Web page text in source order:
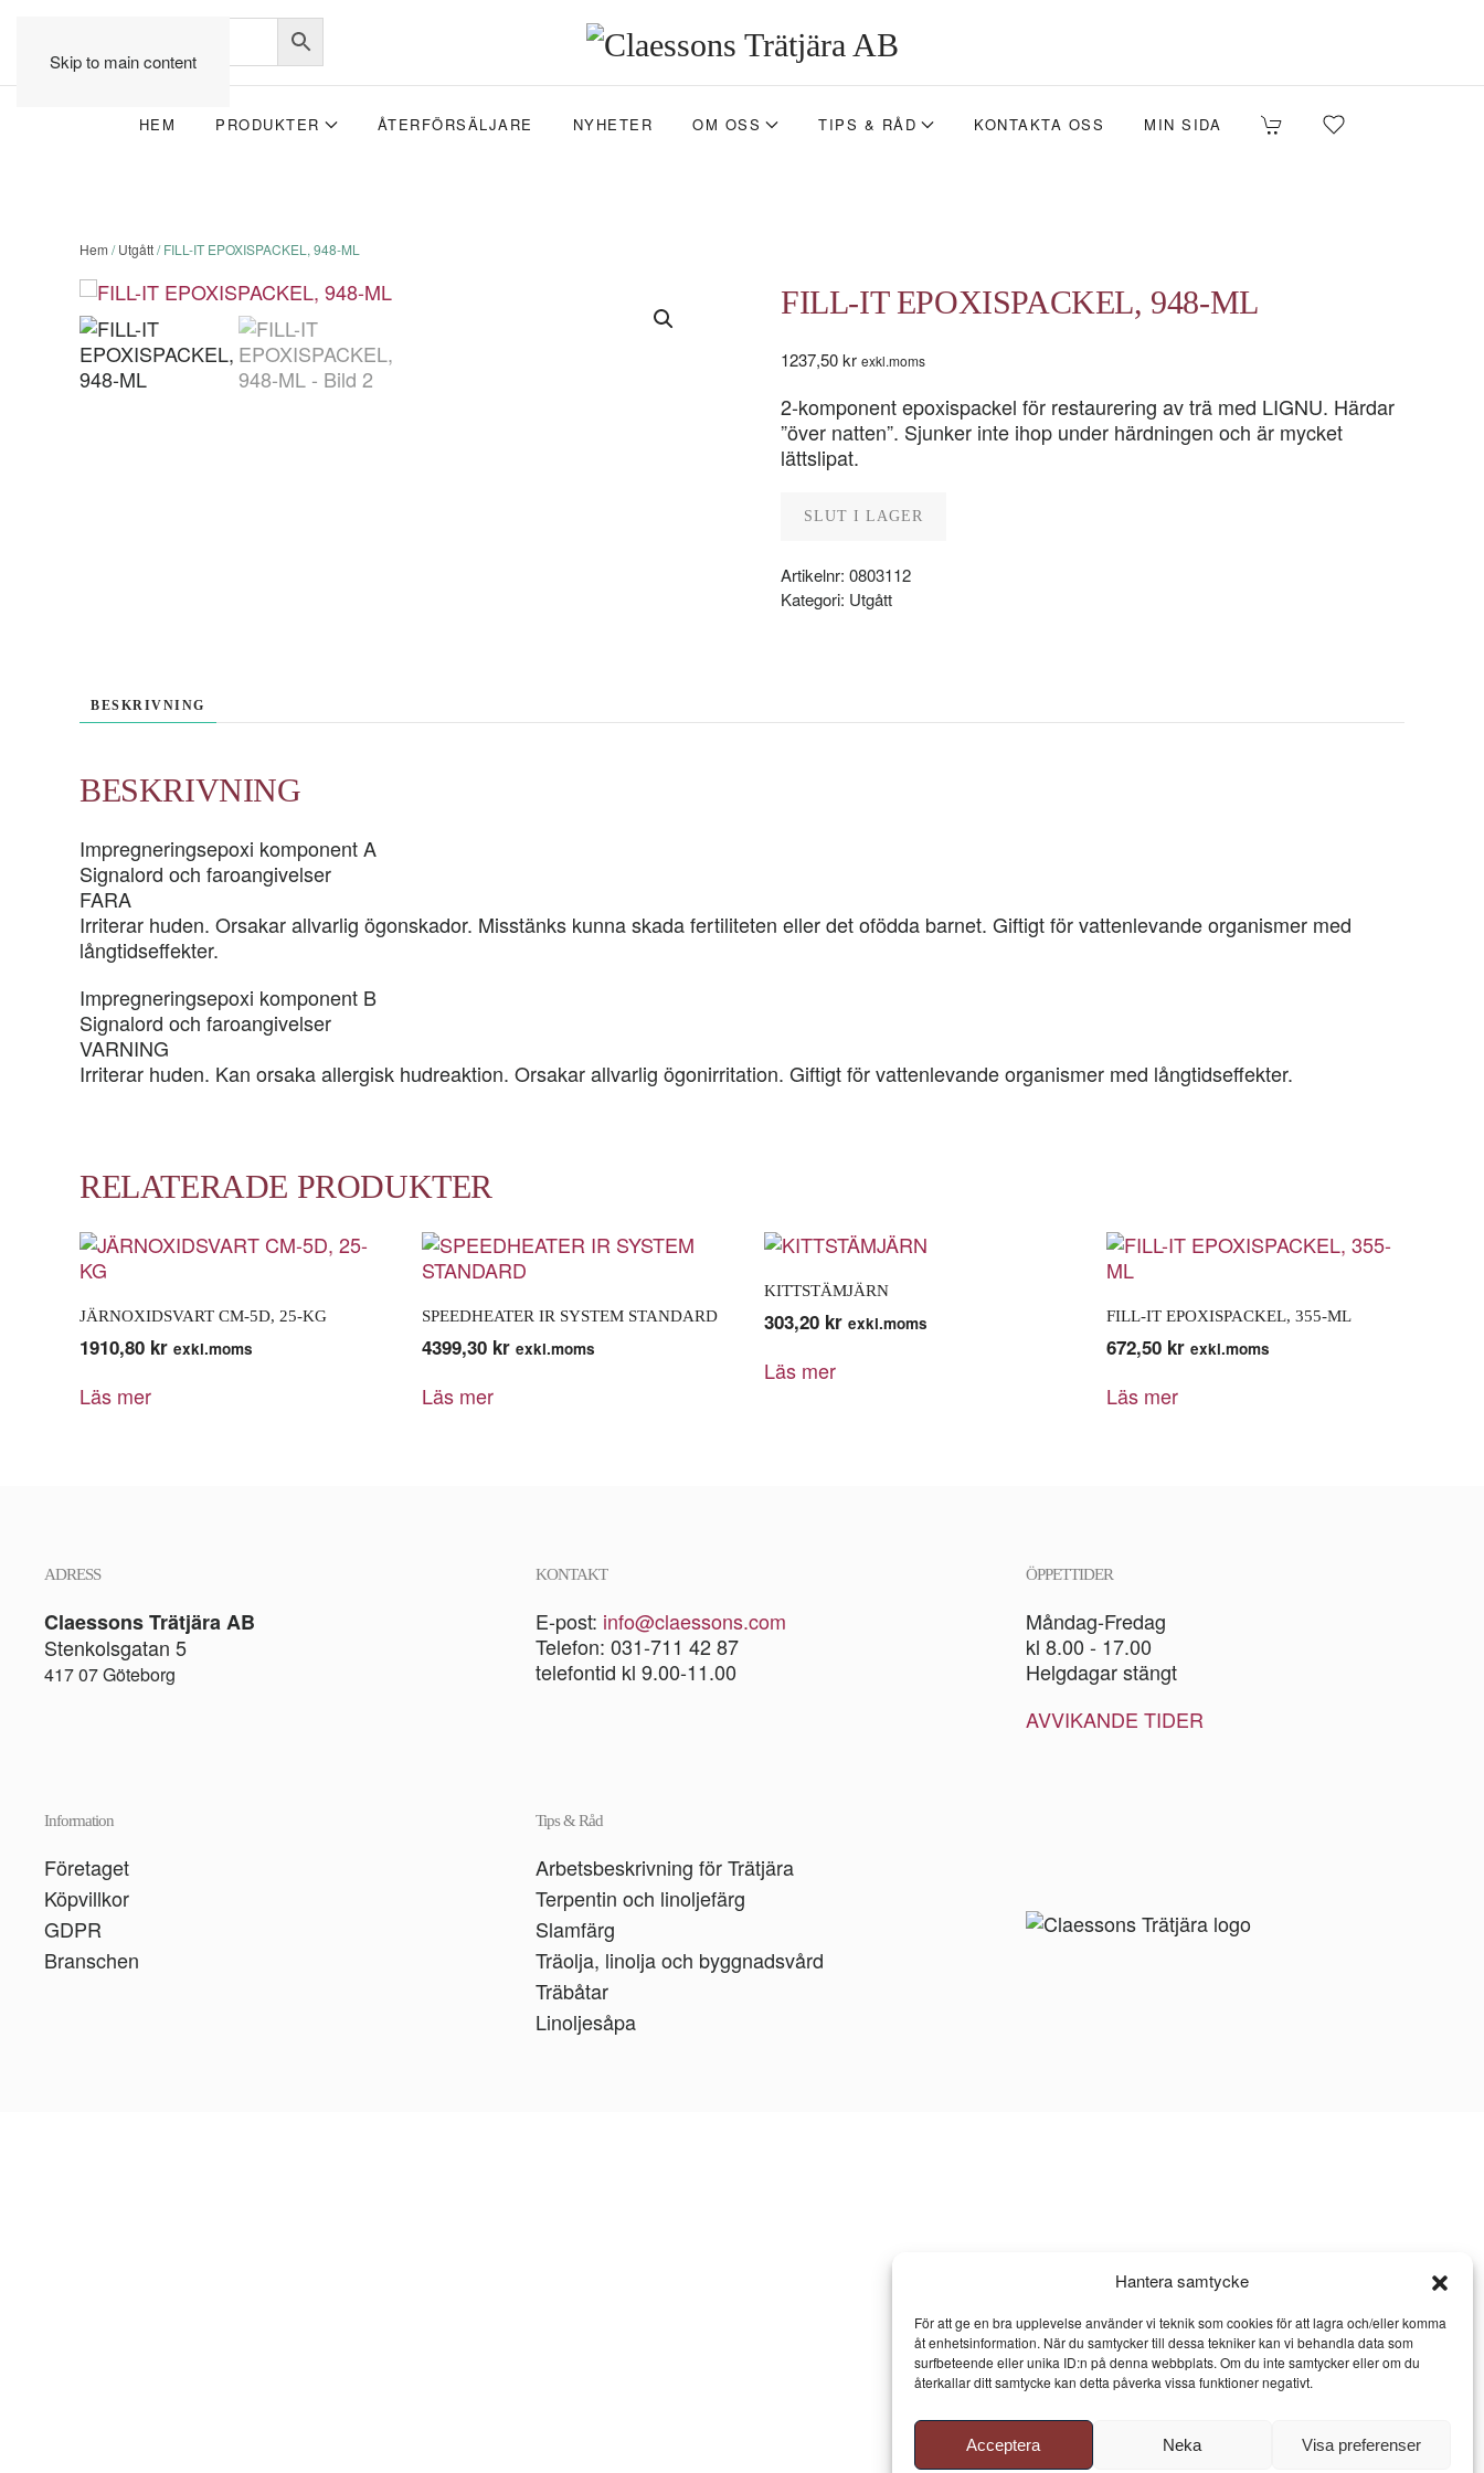
Hantera samtycke
För att ge en bra upplevelse använder vi teknik som cookies för att lagra och/eller komma
åt enhetsinformation. När du samtycker till dessa tekniker kan vi behandla data som
surfbeteende eller unika ID:n på denna webbplats. Om du inte samtycker eller om du
återkallar ditt samtycke kan detta påverka vissa funktioner negativt.
Acceptera Neka Visa preferenser
Skip to main content
HEM PRODUKTER ÅTERFÖRSÄLJARE NYHETER OM OSS TIPS & RÅD KONTAKTA OSS MIN SIDA
Hem /Utgått/ FILL-IT EPOXISPACKEL, 948-ML
FILL-IT EPOXISPACKEL, 948-ML
1237,50kr exkl.moms
2-komponent epoxispackel för restaurering av trä med LIGNU. Härdar
”över natten”. Sjunker inte ihop under härdningen och är mycket
lättslipat.
SLUT I LAGER
Artikelnr: 0803112
Kategori: Utgått
BESKRIVNING
BESKRIVNING
Impregneringsepoxi komponent A
Signalord och faroangivelser
FARA
Irriterar huden. Orsakar allvarlig ögonskador. Misstänks kunna skada fertiliteten eller det ofödda barnet. Giftigt för vattenlevande organismer med
långtidseffekter.
Impregneringsepoxi komponent B
Signalord och faroangivelser
VARNING
Irriterar huden. Kan orsaka allergisk hudreaktion. Orsakar allvarlig ögonirritation. Giftigt för vattenlevande organismer med långtidseffekter.
RELATERADE PRODUKTER
JÄRNOXIDSVART CM-5D, 25-KG
1910,80 kr exkl.moms
Läs mer
SPEEDHEATER IR SYSTEM STANDARD
4399,30 kr exkl.moms
Läs mer
KITTSTÄMJÄRN
303,20 kr exkl.moms
Läs mer
FILL-IT EPOXISPACKEL, 355-ML
672,50 kr exkl.moms
Läs mer
ADRESS
Claessons Trätjära AB
Stenkolsgatan 5
417 07 Göteborg
KONTAKT
E-post: info@claessons.com
Telefon: 031-711 42 87
telefontid kl 9.00-11.00
ÖPPETTIDER
Måndag-Fredag
kl 8.00 - 17.00
Helgdagar stängt
AVVIKANDE TIDER
Information
Företaget
Köpvillkor
GDPR
Branschen
Tips & Råd
Arbetsbeskrivning för Trätjära
Terpentin och linoljefärg
Slamfärg
Träolja, linolja och byggnadsvård
Träbåtar
Linoljesåpa